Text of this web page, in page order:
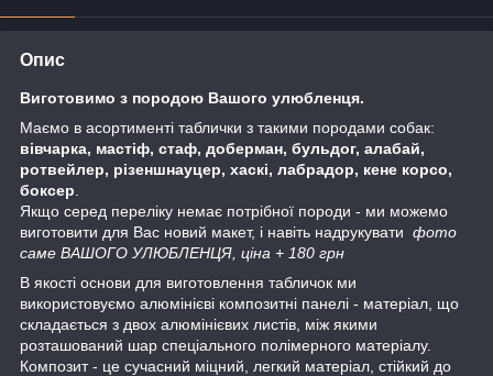
Опис
Виготовимо з породою Вашого улюбленця.
Маємо в асортименті таблички з такими породами собак:
вівчарка, мастіф, стаф, доберман, бульдог, алабай,
ротвейлер, різеншнауцер, хаскі, лабрадор, кене корсо,
боксер
Якщо серед переліку немає потрібної породи - ми можемо
виготовити для Вас новий макет, і навіть надрукувати фото
саме ВАШОГО УЛЮБЛЕНЦЯ, ціна + 180 грн
В якості основи для виготовлення табличок ми
використовуємо алюмінієві композитні панелі - матеріал, що
складається з двох алюмінієвих листів, між якими
розташований шар спеціального полімерного матеріалу.
Композит - це сучасний міцний, легкий матеріал, стійкий до